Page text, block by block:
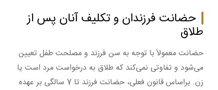
حضانت فرزندان و تکلیف آنان پس از
طلاق
حضانت معمولاً با توجه به سن فرزند و مصلحت طفل تعیین
می‌شود و تفاوتی نمی‌کند که طلاق به درخواست مرد است یا
زن. براساس قانون فعلی، حضانت فرزند تا 7 سالگی بر عهده